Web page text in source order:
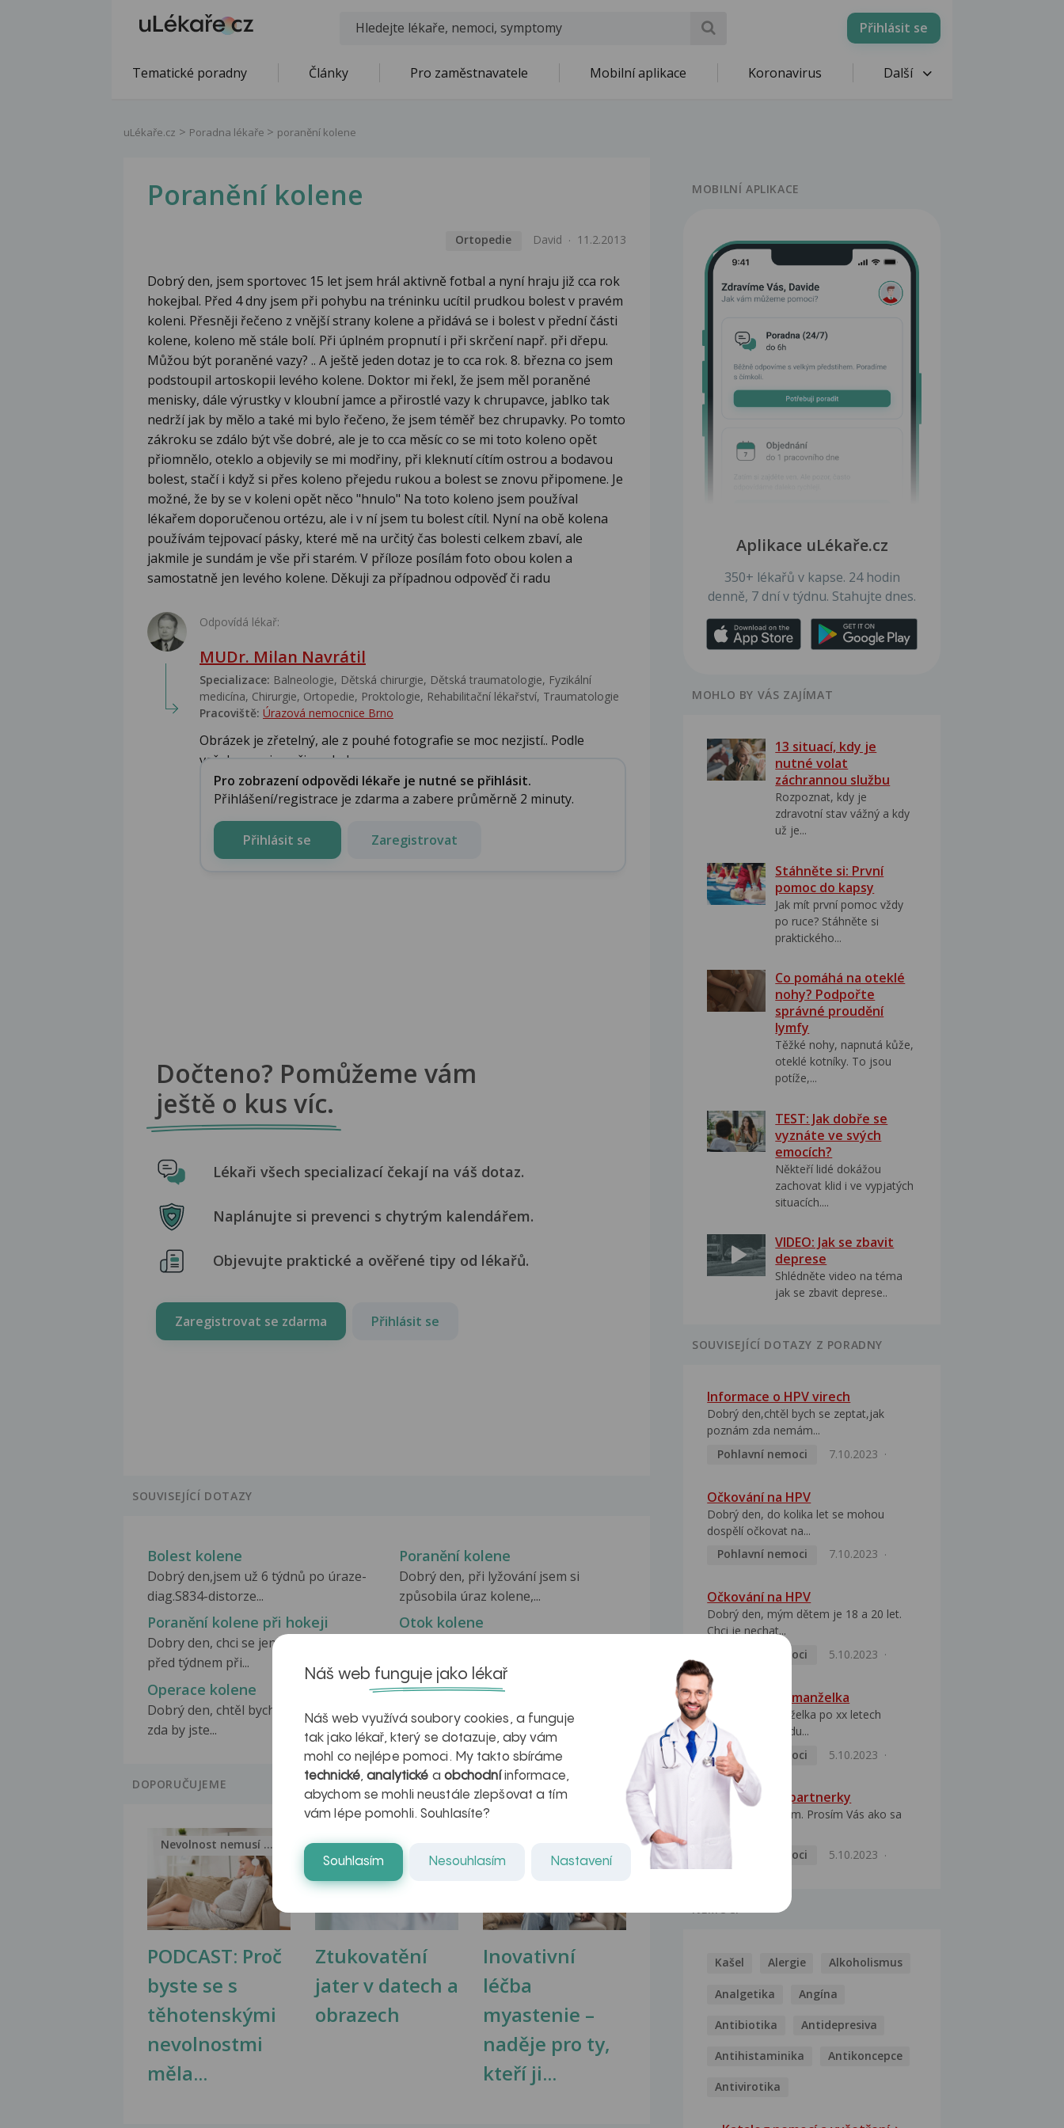
Přihlásit se
Tematické poradny Články Pro zaměstnavatele Mobilní aplikace Koronavirus Další
uLékaře.cz Poradna lékaře poranění kolene
Poranění kolene
Ortopedie David 11.2.2013
Dobrý den, jsem sportovec 15 let jsem hrál aktivně fotbal a nyní hraju již cca rok
hokejbal. Před 4 dny jsem při pohybu na tréninku ucítil prudkou bolest v pravém
koleni. Přesněji řečeno z vnější strany kolene a přidává se i bolest v přední části
kolene, koleno mě stále bolí. Při úplném propnutí i při skrčení např. při dřepu.
Můžou být poraněné vazy? .. A ještě jeden dotaz je to cca rok. 8. března co jsem
podstoupil artoskopii levého kolene. Doktor mi řekl, že jsem měl poraněné
menisky, dále výrustky v kloubní jamce a přirostlé vazy k chrupavce, jablko tak
nedrží jak by mělo a také mi bylo řečeno, že jsem téměř bez chrupavky. Po tomto
zákroku se zdálo být vše dobré, ale je to cca měsíc co se mi toto koleno opět
přiomnělo, oteklo a objevily se mi modřiny, při kleknutí cítím ostrou a bodavou
bolest, stačí i když si přes koleno přejedu rukou a bolest se znovu připomene. Je
možné, že by se v koleni opět něco "hnulo" Na toto koleno jsem používal
lékařem doporučenou ortézu, ale i v ní jsem tu bolest cítil. Nyní na obě kolena
používám tejpovací pásky, které mě na určitý čas bolesti celkem zbaví, ale
jakmile je sundám je vše při starém. V příloze posílám foto obou kolen a
samostatně jen levého kolene. Děkuji za případnou odpověď či radu
Odpovídá lékař:
MUDr. Milan Navrátil
Specializace: Balneologie, Dětská chirurgie, Dětská traumatologie, Fyzikální
medicína, Chirurgie, Ortopedie, Proktologie, Rehabilitační lékařství‎, Traumatologie
Pracoviště: Úrazová nemocnice Brno
Obrázek je zřetelný, ale z pouhé fotografie se moc nezjistí.. Podle
vašeho popisu při posledn...
Pro zobrazení odpovědi lékaře je nutné se přihlásit.
Přihlášení/registrace je zdarma a zabere průměrně 2 minuty.
Přihlásit se Zaregistrovat
Dočteno? Pomůžeme vám
ještě o kus víc.
Lékaři všech specializací čekají na váš dotaz.
Naplánujte si prevenci s chytrým kalendářem.
Objevujte praktické a ověřené tipy od lékařů.
Zaregistrovat se zdarma Přihlásit se
SOUVISEJÍCÍ DOTAZY
Bolest kolene
Dobrý den,jsem už 6 týdnů po úraze-
diag.S834-distorze...
Poranění kolene
Dobrý den, při lyžování jsem si
způsobila úraz kolene,...
Poranění kolene při hokeji
Dobry den, chci se jen zeptat zhruba
před týdnem při...
Otok kolene
kolene. Bolest je celkem...
Operace kolene
Dobrý den, chtěl bych vás poprosit,
zda by jste...
Poranění kolene
Dobrý den k poranění došlo 25.4.2019,
utrhl se mi křížový...
DOPORUČUJEME
PODCAST: Proč
byste se s
těhotenskými
nevolnostmi
měla...
Nevolnost nemusí být nutnou...
Ztukovatění
jater v datech a
obrazech
Jak na zdravá játra?
Inovativní
léčba
myastenie –
naděje pro ty,
kteří ji...
MOBILNÍ APLIKACE
Aplikace uLékaře.cz
350+ lékařů v kapse. 24 hodin
denně, 7 dní v týdnu. Stahujte dnes.
MOHLO BY VÁS ZAJÍMAT
13 situací, kdy je
nutné volat
záchrannou službu
Rozpoznat, kdy je
zdravotní stav vážný a kdy
už je...
Stáhněte si: První
pomoc do kapsy
Jak mít první pomoc vždy
po ruce? Stáhněte si
praktického...
Co pomáhá na oteklé
nohy? Podpořte
správné proudění
lymfy
Těžké nohy, napnutá kůže,
oteklé kotníky. To jsou
potíže,...
TEST: Jak dobře se
vyznáte ve svých
emocích?
Někteří lidé dokážou
zachovat klid i ve vypjatých
situacích....
VIDEO: Jak se zbavit
deprese
Shlédněte video na téma
jak se zbavit deprese..
SOUVISEJÍCÍ DOTAZY Z PORADNY
Informace o HPV virech
Dobrý den,chtěl bych se zeptat,jak
poznám zda nemám...
Pohlavní nemoci
7.10.2023
Očkování na HPV
Dobrý den, do kolika let se mohou
dospělí očkovat na...
Pohlavní nemoci
7.10.2023
Očkování na HPV
Dobrý den, mým dětem je 18 a 20 let.
Chci je nechat...
Pohlavní nemoci
5.10.2023
HPV pozitivní manželka
Dobrý den, manželka po xx letech
přivezla z Východu...
Pohlavní nemoci
5.10.2023
HPV typ 52 u partnerky
Dobrý deň prajem. Prosím Vás ako sa
Pohlavní nemoci
5.10.2023
NEMOCI
Kašel Alergie Alkoholismus
Analgetika Angína
Antibiotika Antidepresiva
Antihistaminika Antikoncepce
Antivirotika
Náš web funguje jako lékař
Náš web využívá soubory cookies, a funguje
tak jako lékař, který se dotazuje, aby vám
mohl co nejlépe pomoci. My takto sbíráme
technické,analytické a obchodníinformace,
abychom se mohli neustále zlepšovat a tím
vám lépe pomohli. Souhlasíte?
Souhlasím Nesouhlasím Nastavení